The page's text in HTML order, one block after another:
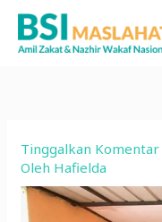
Lewati
konten
Tinggalkan Komentar
Oleh Hafielda